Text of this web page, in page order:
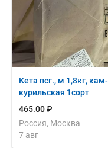
Кета псг., м 1,8кг, кам-
курильская 1сорт
465.00 ₽
Россия, Москва
7 авг